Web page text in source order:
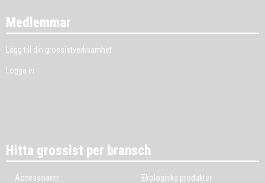
Medlemmar
Lägg till din grossistverksamhet
Logga in
Hitta grossist per bransch
Accessoarer Ekologiska produkter